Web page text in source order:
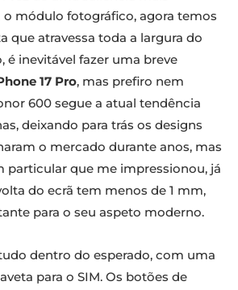
o módulo fotográfico, agora temos
que atravessa toda a largura do
é inevitável fazer uma breve
17 Pro, mas prefiro nem
600 segue a atual tendência
deixando para trás os designs
o mercado durante anos, mas
particular que me impressionou, já
do ecrã tem menos de 1 mm,
para o seu aspeto moderno.
dentro do esperado, com uma
para o SIM. Os botões de